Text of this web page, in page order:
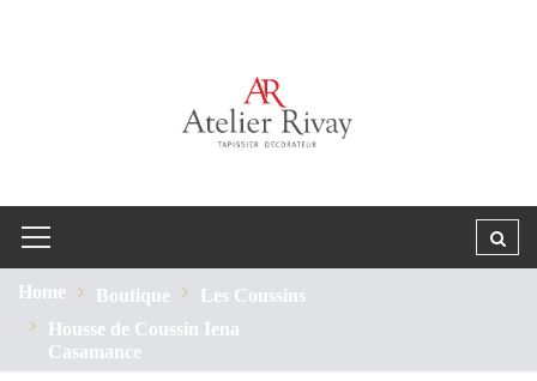
Home Boutique
Les Coussins
Housse de Coussin Iena
Casamance